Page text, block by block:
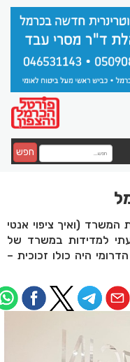
חפש
(ואיך ציפוי אנטי
למדידות במשרד של
היה כולו זכוכית –